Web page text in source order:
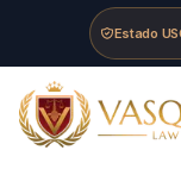
Skip to main
Skip to navigation
Skip to footer
Estado
Vasquez Law